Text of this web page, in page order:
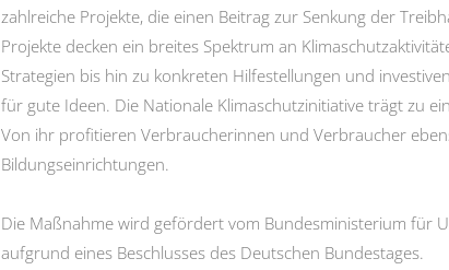
zahlreiche Projekte, die einen Beitrag zur Senkung der
Projekte decken ein breites Spektrum an
Strategien bis hin zu konkreten Hilfestellungen und
für gute Ideen. Die Nationale Klimaschutzinitiative trägt zu
Von ihr profitieren Verbraucherinnen und Verbraucher
Bildungseinrichtungen.
Die Maßnahme wird gefördert vom Bundesministerium für
aufgrund eines Beschlusses des Deutschen Bundestages.